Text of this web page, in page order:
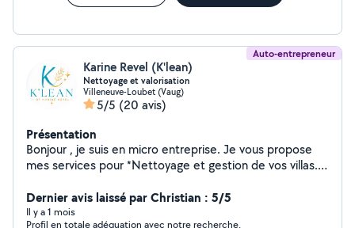
Auto-entrepreneur
Karine Revel (K'lean)
Nettoyage et valorisation
Villeneuve-Loubet (Vaug)
5/5 (20 avis)
Présentation
Bonjour , je suis en micro entreprise. Je vous propose
mes services pour *Nettoyage et gestion de vos villas.
bien. Je vous propose et vous garanti un travail efficace
et soigné. Mes clients me font confiance. N hesitez pas
Dernier avis laissé par Christian : 5/5
Il y a 1 mois
Profil en totale adéquation avec notre recherche.